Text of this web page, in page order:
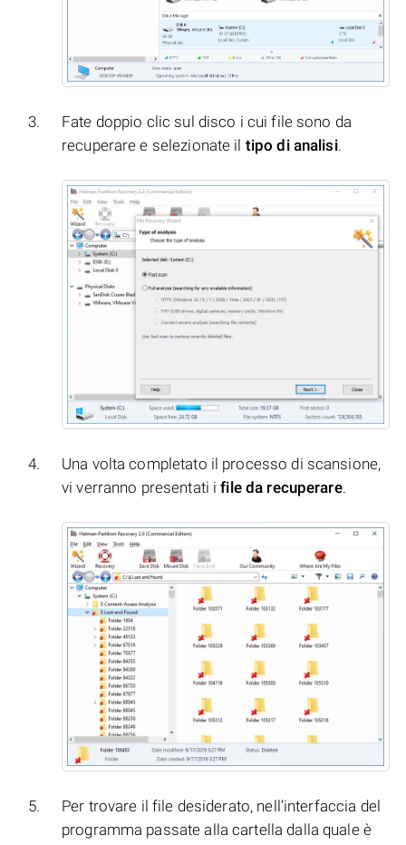
Fate doppio clic sul disco i cui file sono da
recuperare e selezionate il tipo di analisi.
Una volta completato il processo di scansione,
vi verranno presentati ifile da recuperare.
Per trovare il file desiderato, nell’interfaccia del
programma passate alla cartella dalla quale è